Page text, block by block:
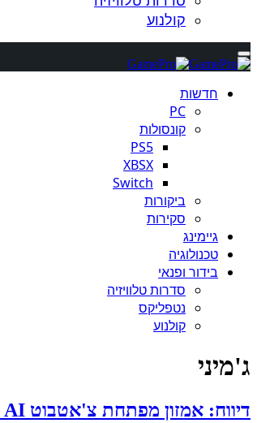
קולנוע
חדשות
PC
קונסולות
PS5
XBSX
Switch
ביקורות
סקירות
גיימינג
טכנולוגיה
בידור ופנאי
סדרות טלוויזיה
נטפליקס
קולנוע
ג'מיני
דיווח: אמזון מפתחת צ'אטבוט AI שיתחרה ב-ChatGPT